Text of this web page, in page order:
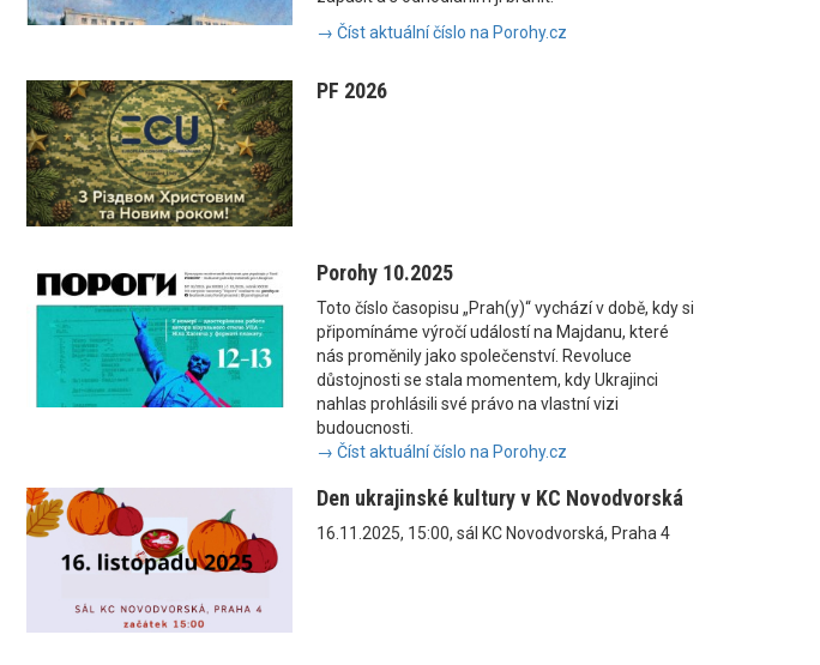
→ Číst aktuální číslo na Porohy.cz
PF 2026
Porohy 10.2025
Toto číslo časopisu „Prah(y)“ vychází v době, kdy si
připomínáme výročí událostí na Majdanu, které
nás proměnily jako společenství. Revoluce
důstojnosti se stala momentem, kdy Ukrajinci
nahlas prohlásili své právo na vlastní vizi
budoucnosti.
→ Číst aktuální číslo na Porohy.cz
Den ukrajinské kultury v KC Novodvorská
16.11.2025, 15:00, sál KC Novodvorská, Praha 4